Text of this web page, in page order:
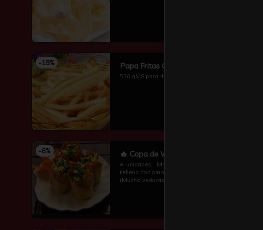
-19% Papa Fritas Grande
550 gMS para 4-5 perzonas
-6% 🔥 Copa de Veduras
ei unidades..   Masa wantán frita
rellena con pino de vuduras
(Mucho veduras frescas ,algas